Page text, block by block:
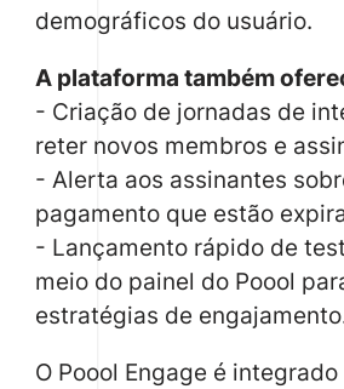
demográficos do usuário.
A plataforma também
- Criação de jornadas de
reter novos membros e
- Alerta aos assinantes
pagamento que estão
- Lançamento rápido de
meio do painel do Poool
estratégias de
O Poool Engage é